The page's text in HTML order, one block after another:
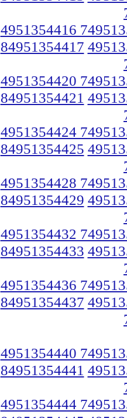
4951354416
84951354417
4951354420
84951354421
4951354424
84951354425
4951354428
84951354429
4951354432
84951354433
4951354436
84951354437
4951354440
84951354441
4951354444